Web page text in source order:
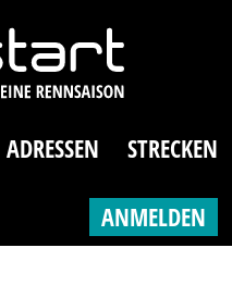
ADRESSEN STRECKEN
ANMELDEN